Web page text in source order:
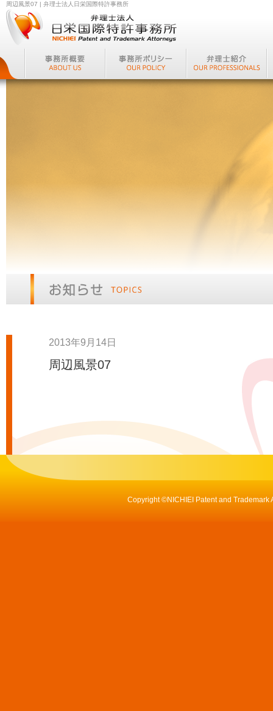
周辺風景07 | 弁理士法人日栄国際特許事務所
2013年9月14日
周辺風景07
Copyright ©NICHIEI Patent and Trademark